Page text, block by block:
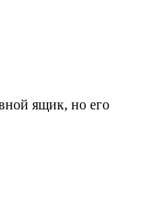
ящик, но его